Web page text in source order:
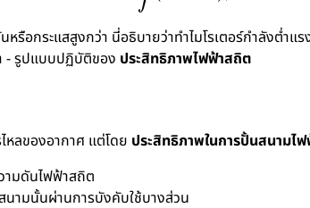
รือกระแสสูงกว่า นี่อธิบายว่าทำไมโรเตอร์กำลังต่
- รูปแบบปฏิบัติของ ประสิทธิภาพไฟฟ้าสถิต
หลของอากาศ แต่โดย ประสิทธิภาพในการปั้นสนามไฟ
มดันไฟฟ้าสถิต
ามนั้นผ่านการบังคับใช้บางส่วน